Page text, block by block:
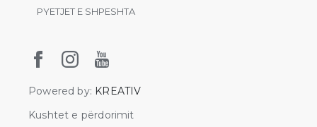
PYETJET E SHPESHTA
Powered by: KREATIV
Kushtet e përdorimit